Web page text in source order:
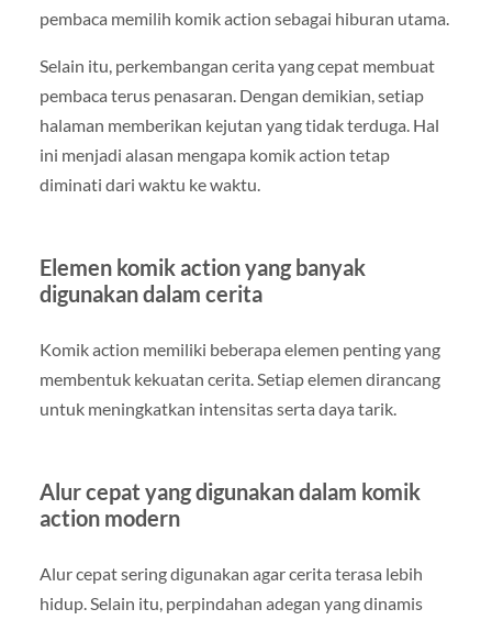
pembaca memilih komik action sebagai hiburan utama.
Selain itu, perkembangan cerita yang cepat membuat
pembaca terus penasaran. Dengan demikian, setiap
halaman memberikan kejutan yang tidak terduga. Hal
ini menjadi alasan mengapa komik action tetap
diminati dari waktu ke waktu.
Elemen komik action yang banyak
digunakan dalam cerita
Komik action memiliki beberapa elemen penting yang
membentuk kekuatan cerita. Setiap elemen dirancang
untuk meningkatkan intensitas serta daya tarik.
Alur cepat yang digunakan dalam komik
action modern
Alur cepat sering digunakan agar cerita terasa lebih
hidup. Selain itu, perpindahan adegan yang dinamis